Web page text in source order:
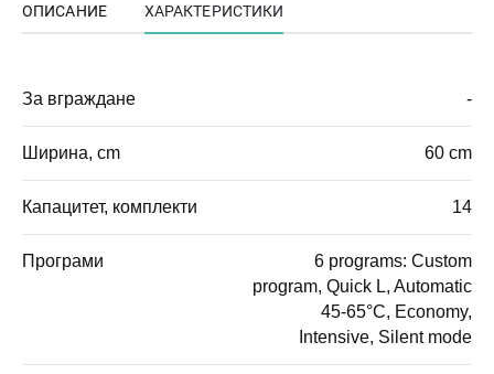
ОПИСАНИЕ ХАРАКТЕРИСТИКИ
За вграждане -
Ширина, cm 60 cm
Капацитет, комплекти 14
Програми
6 programs: Custom
program, Quick L, Automatic
45-65°C, Economy,
Intensive, Silent mode